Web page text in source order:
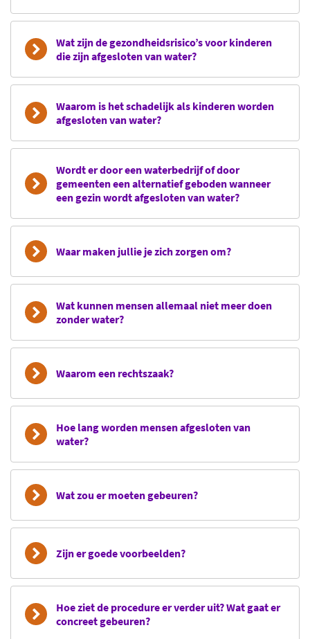
Wat zijn de gezondheidsrisico’s voor kinderen
die zijn afgesloten van water?
Waarom is het schadelijk als kinderen worden
afgesloten van water?
Wordt er door een waterbedrijf of door
gemeenten een alternatief geboden wanneer
een gezin wordt afgesloten van water?
Waar maken jullie je zich zorgen om?
Wat kunnen mensen allemaal niet meer doen
zonder water?
Waarom een rechtszaak?
Hoe lang worden mensen afgesloten van
water?
Wat zou er moeten gebeuren?
Zijn er goede voorbeelden?
Hoe ziet de procedure er verder uit? Wat gaat er
concreet gebeuren?